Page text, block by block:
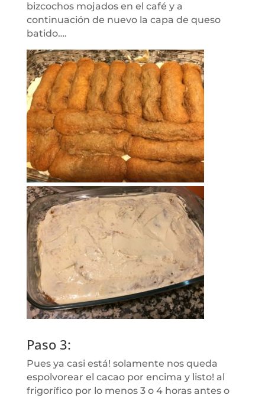
bizcochos mojados en el café y a
continuación de nuevo la capa de queso
batido….
Paso 3:
Pues ya casi está! solamente nos queda
espolvorear el cacao por encima y listo! al
frigorífico por lo menos 3 o 4 horas antes o